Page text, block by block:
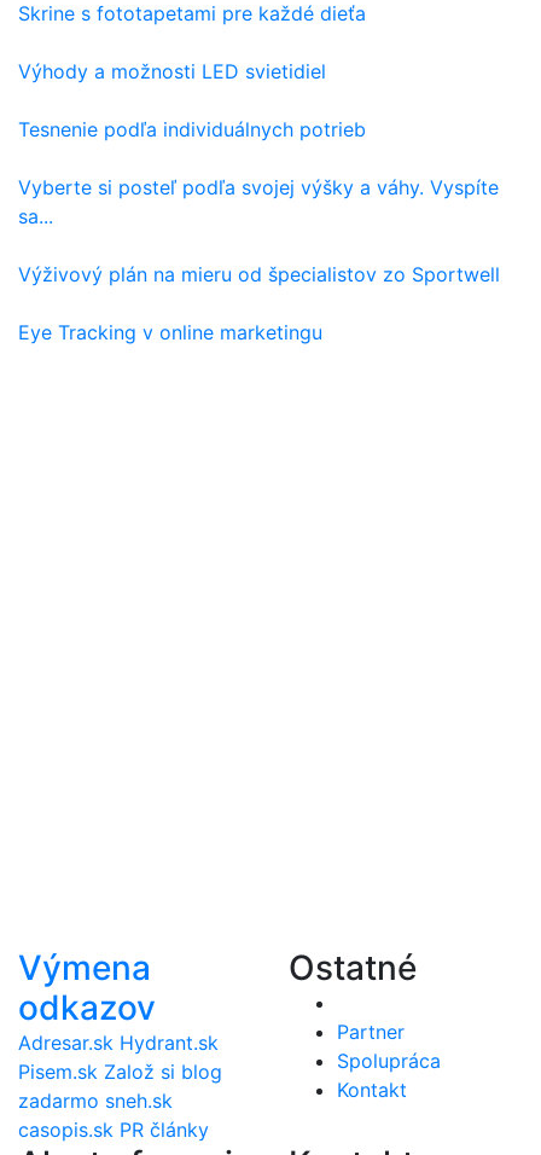
Skrine s fototapetami pre každé dieťa
Výhody a možnosti LED svietidiel
Tesnenie podľa individuálnych potrieb
Vyberte si posteľ podľa svojej výšky a váhy. Vyspíte
sa...
Výživový plán na mieru od špecialistov zo Sportwell
Eye Tracking v online marketingu
Výmena
odkazov
Adresar.sk Hydrant.sk
Pisem.sk Založ si blog
zadarmo sneh.sk
casopis.sk PR články
Ostatné
Partner
Spolupráca
Kontakt